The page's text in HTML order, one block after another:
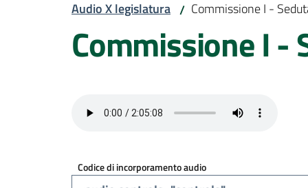
Audio X legislatura / Commissione I -
Commissione I
Codice di incorporamento audio